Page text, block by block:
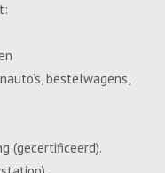
bestelwagens,
(gecertificeerd).